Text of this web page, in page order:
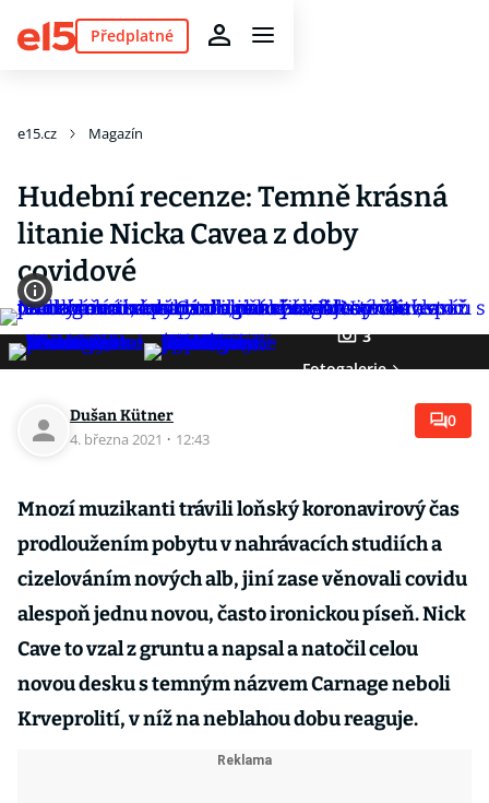
Předplatné
e15.cz Magazín
Hudební recenze: Temně krásná
litanie Nicka Cavea z doby
covidové
3
Fotogalerie
Dušan Kütner
4. března 2021 · 12:43
0
Mnozí muzikanti trávili loňský koronavirový čas
prodloužením pobytu v nahrávacích studiích a
cizelováním nových alb, jiní zase věnovali covidu
alespoň jednu novou, často ironickou píseň. Nick
Cave to vzal z gruntu a napsal a natočil celou
novou desku s temným názvem Carnage neboli
Krveprolití, v níž na neblahou dobu reaguje.